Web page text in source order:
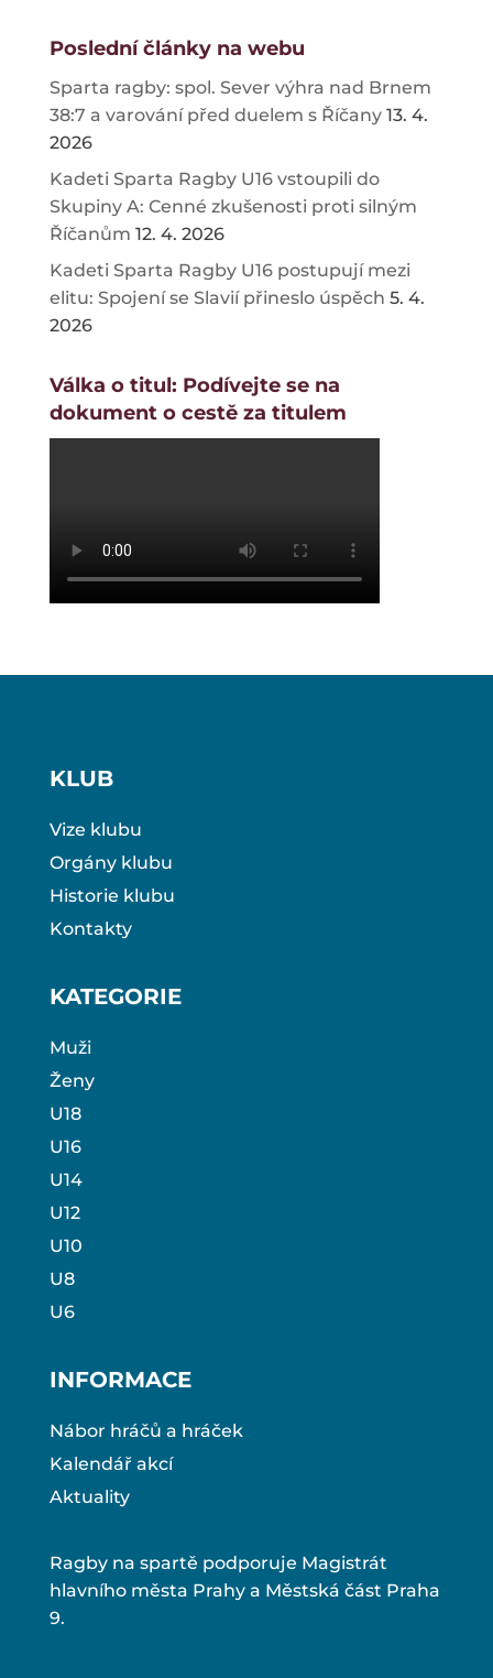
Poslední články na webu
Sparta ragby: spol. Sever výhra nad Brnem
38:7 a varování před duelem s Říčany 13. 4.
2026
Kadeti Sparta Ragby U16 vstoupili do
Skupiny A: Cenné zkušenosti proti silným
Říčanům 12. 4. 2026
Kadeti Sparta Ragby U16 postupují mezi
elitu: Spojení se Slavií přineslo úspěch 5. 4.
2026
Válka o titul: Podívejte se na
dokument o cestě za titulem
KLUB
Vize klubu
Orgány klubu
Historie klubu
Kontakty
KATEGORIE
Muži
Ženy
U18
U16
U14
U12
U10
U8
U6
INFORMACE
Nábor hráčů a hráček
Kalendář akcí
Aktuality
Ragby na spartě podporuje Magistrát
hlavního města Prahy a Městská část Praha
9.